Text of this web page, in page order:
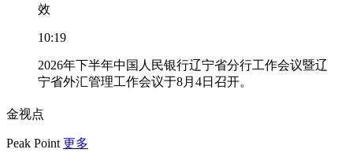
效
10:19
2026年下半年中国人民银行辽宁省分行工作会议暨辽
宁省外汇管理工作会议于8月4日召开。
金视点
Peak Point 更多